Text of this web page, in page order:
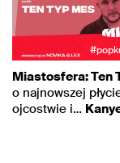
Miastosfera: Ten
o najnowszej
ojcostwie i…